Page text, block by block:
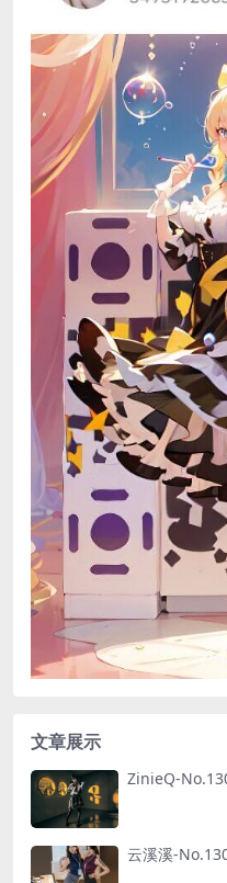
文章展示
ZinieQ-
云溪溪-